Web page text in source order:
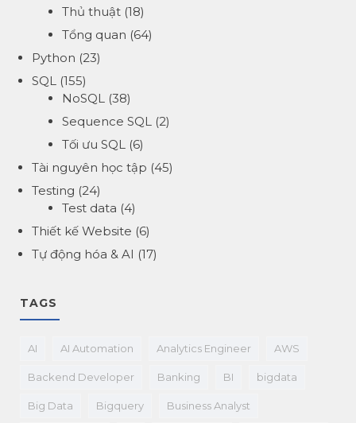
Thủ thuật(18)
Tổng quan (64)
Python (23)
SQL
(155)
NoSQL
(38)
Sequence SQL
(2)
Tối ưu SQL
(6)
Tài nguyên học tập (45)
Testing (24)
Test data (4)
Thiết kế Website (6)
Tự động hóa & AI (17)
TAGS
AI AI Automation Analytics Engineer AWS
Backend Developer Banking BI bigdata
Big Data Bigquery Business Analyst